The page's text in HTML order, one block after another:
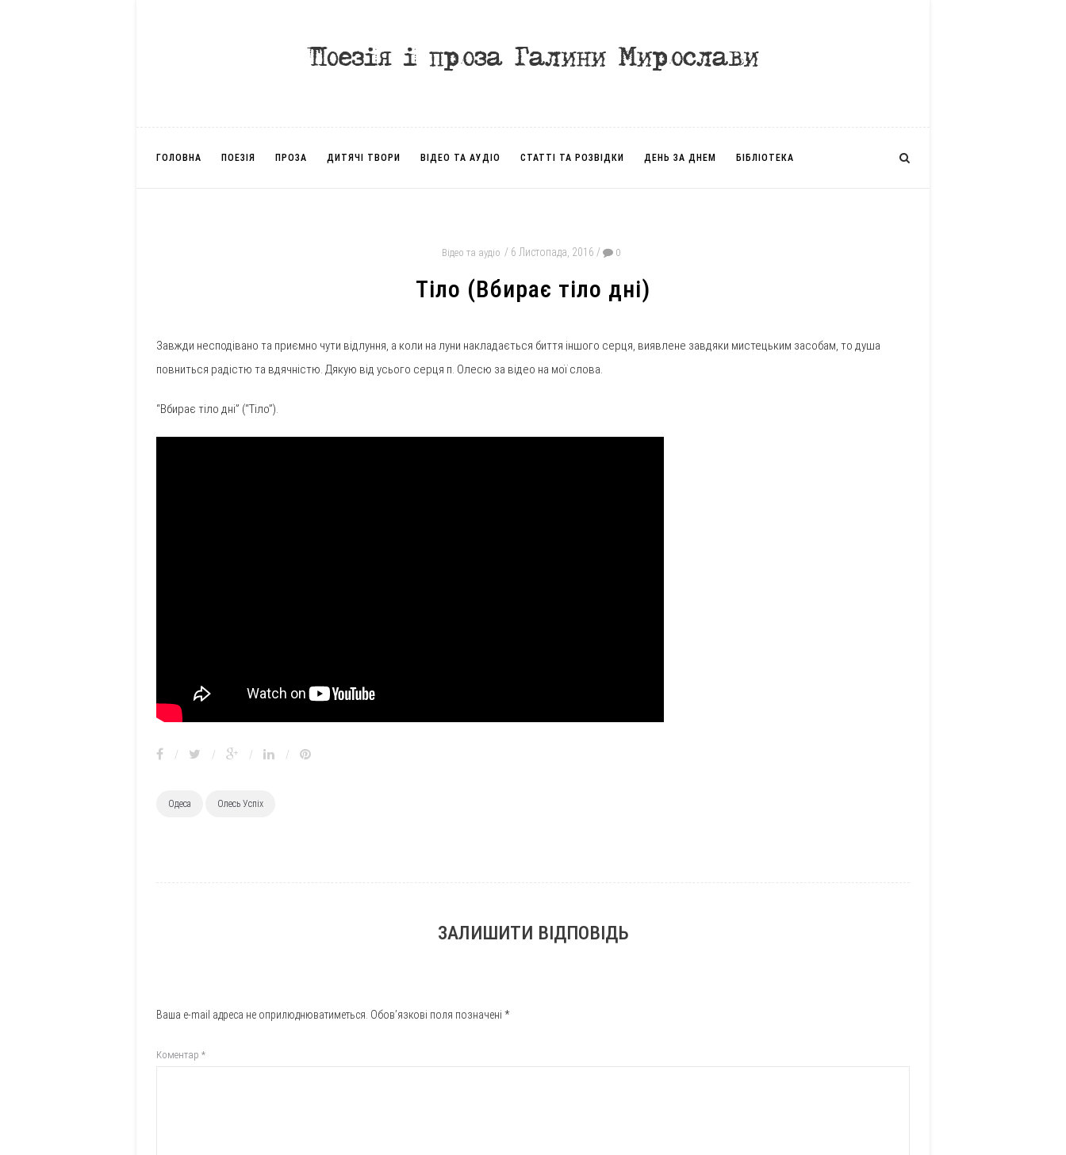
ГОЛОВНА ПОЕЗІЯ ПРОЗА ДИТЯЧІ ТВОРИ ВІДЕО ТА АУДІО СТАТТІ ТА РОЗВІДКИ ДЕНЬ ЗА ДНЕМ БІБЛІОТЕКА
Відео та аудіо 6 Листопада, 2016 0
Тіло (Вбирає тіло дні)
Завжди несподівано та приємно чути відлуння, а коли на луни накладається биття іншого серця, виявлене завдяки мистецьким засобам, то душа
повниться радістю та вдячністю. Дякую від усього серця п. Олесю за відео на мої слова.
“Вбирає тіло дні” (“Тіло”).
/ / / /
Одеса Олесь Успіх
ЗАЛИШИТИ ВІДПОВІДЬ
Ваша e-mail адреса не оприлюднюватиметься. Обов’язкові поля позначені *
Коментар *